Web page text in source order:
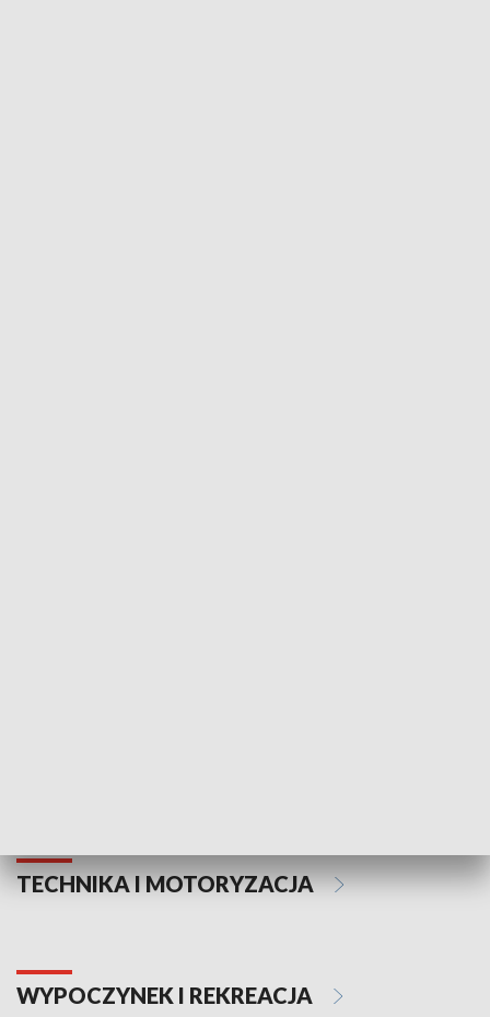
TECHNIKA I MOTORYZACJA
WYPOCZYNEK I REKREACJA